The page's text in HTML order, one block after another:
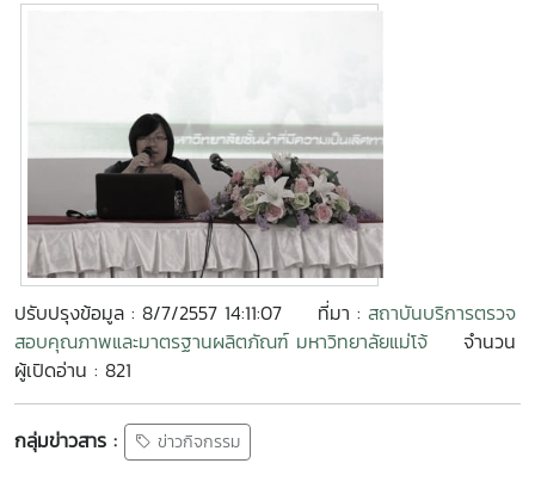
ปรับปรุงข้อมูล : 8/7/2557 14:11:07 ที่มา : สถาบันบริการตรวจ
สอบคุณภาพและมาตรฐานผลิตภัณฑ์ มหาวิทยาลัยแม่โจ้
จำนวน
ผู้เปิดอ่าน : 821
กลุ่มข่าวสาร : ข่าวกิจกรรม